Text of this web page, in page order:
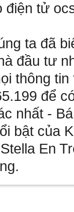
điện tử
ta đã
đầu tư
thông tin
để
nhất -
bật của
En
.